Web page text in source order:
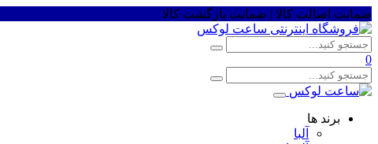
ضمانت اصالت کالا | ضمانت بازگشت کالا
0
برند ها
آلبا